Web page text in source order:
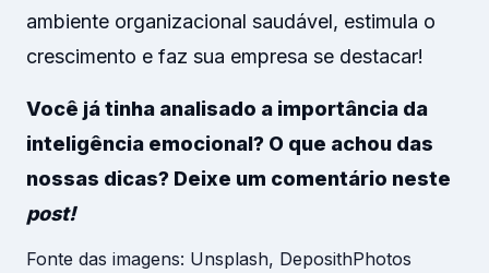
ambiente organizacional saudável, estimula o
crescimento e faz sua empresa se destacar!
Você já tinha analisado a importância da
inteligência emocional? O que achou das
nossas dicas? Deixe um comentário neste
post!
Fonte das imagens: Unsplash, DeposithPhotos